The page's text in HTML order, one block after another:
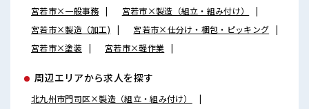
宮若市×一般事務
宮若市×製造（組立・組み付け）
宮若市×製造（加工)
宮若市×仕分け・梱包・ピッキング
宮若市×塗装
宮若市×軽作業
周辺エリアから求人を探す
北九州市門司区×製造（組立・組み付け）